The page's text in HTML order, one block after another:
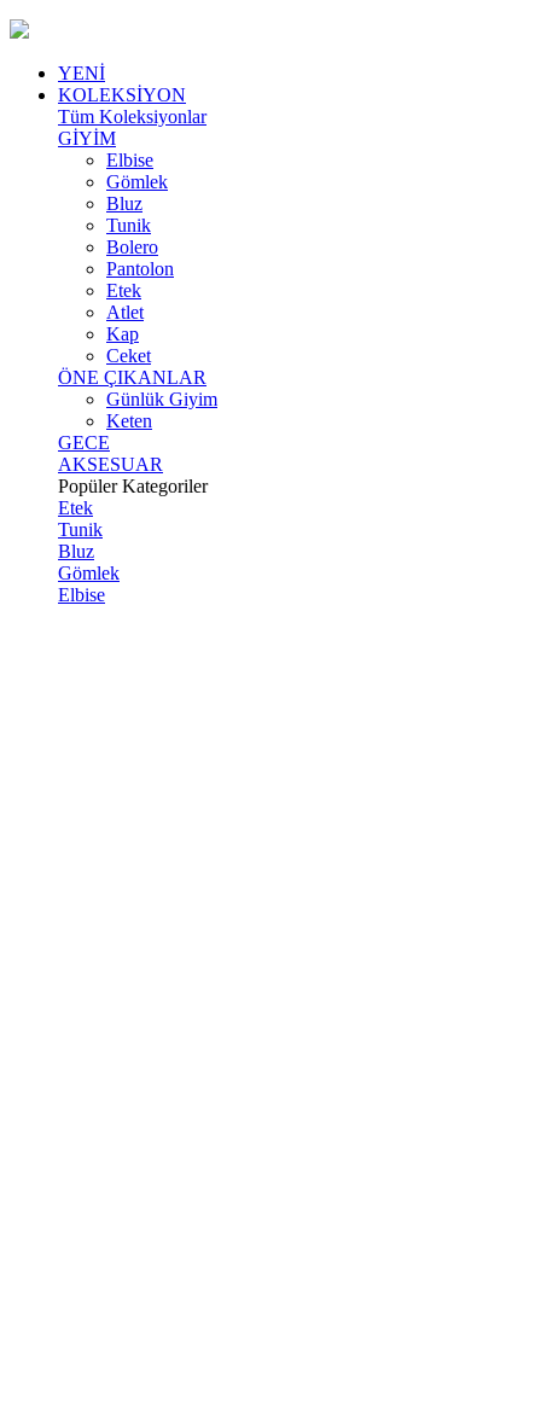
YENİ
KOLEKSİYON
Tüm Koleksiyonlar
GİYİM
Elbise
Gömlek
Bluz
Tunik
Bolero
Pantolon
Etek
Atlet
Kap
Ceket
ÖNE ÇIKANLAR
Günlük Giyim
Keten
GECE
AKSESUAR
Popüler Kategoriler
Etek
Tunik
Bluz
Gömlek
Elbise